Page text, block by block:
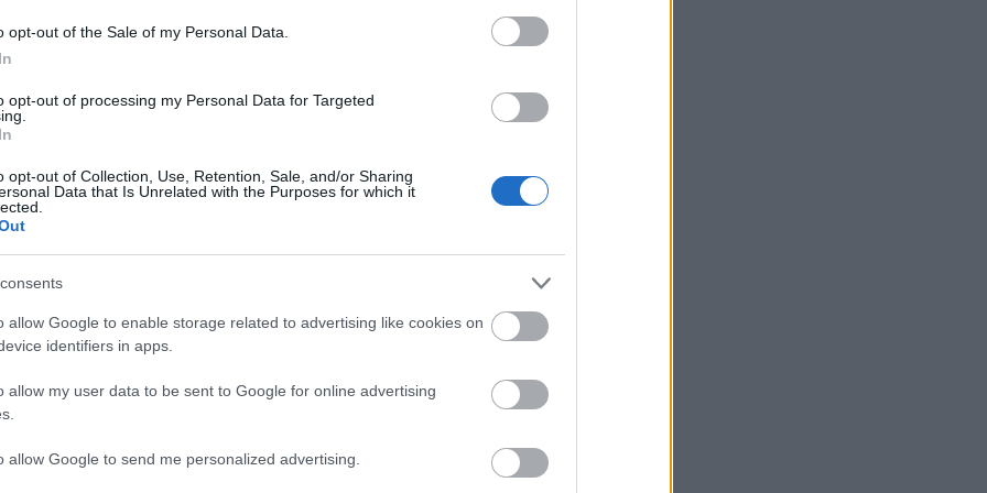
opt-out of the Sale of my Personal Data.
opt-out of processing my Personal Data for Targeted
opt-out of Collection, Use, Retention, Sale, and/or Sharing
Data that Is Unrelated with the Purposes for which it
allow Google to enable storage related to advertising like cookies on
identifiers in apps.
allow my user data to be sent to Google for online advertising
allow Google to send me personalized advertising.
közlekednek.
rendtől eltérően indulhatnak, illetve az
közlekednek - tették hozzá.
járnak a HÉV-járatok, bizonyos vonalakon